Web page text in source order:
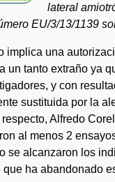
lateral
EU/3/13/1139
implica una
un tanto extraño ya
y con
sustituida por la
Alfredo
al menos 2
se alcanzaron los
que ha abandonado